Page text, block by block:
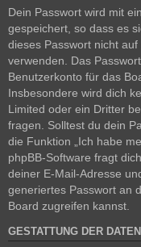
Dein Passwort wird mit
gespeichert, so dass es
dieses Passwort nicht
verwenden. Das
Benutzerkonto für das
Insbesondere wird dich
Limited oder ein Dritter
fragen. Solltest du dein
die Funktion „Ich habe
phpBB-Software fragt
deiner E-Mail-Adresse
generiertes Passwort an
Board zugreifen kannst.
GESTATTUNG DER